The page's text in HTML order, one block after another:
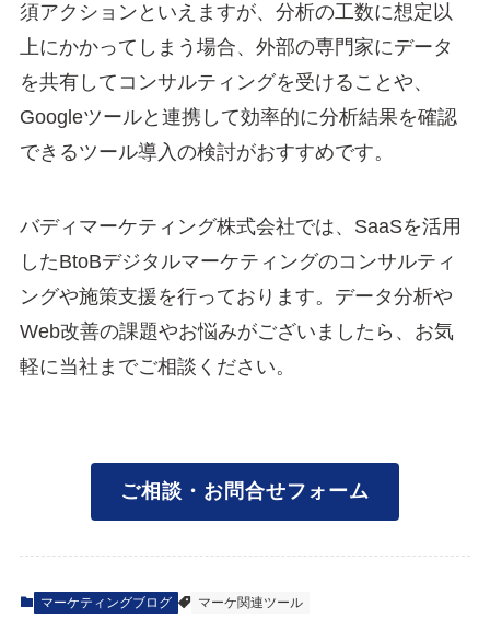
須アクションといえますが、分析の工数に想定以
上にかかってしまう場合、外部の専門家にデータ
を共有してコンサルティングを受けることや、
Googleツールと連携して効率的に分析結果を確認
できるツール導入の検討がおすすめです。
バディマーケティング株式会社では、SaaSを活用
したBtoBデジタルマーケティングのコンサルティ
ングや施策支援を行っております。データ分析や
Web改善の課題やお悩みがございましたら、お気
軽に当社までご相談ください。
ご相談・お問合せフォーム
マーケティングブログ マーケ関連ツール